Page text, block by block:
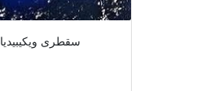
سقطرى ويكيبيديا